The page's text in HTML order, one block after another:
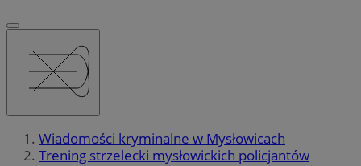
Wiadomości kryminalne w Mysłowicach
Trening strzelecki mysłowickich policjantów